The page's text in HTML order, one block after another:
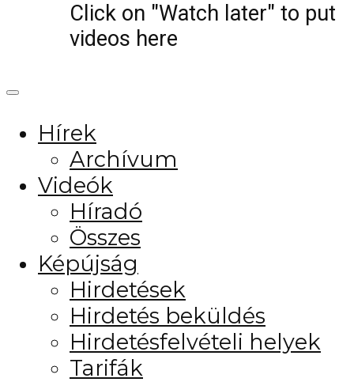
Click on "Watch later" to put
videos here
Hírek
Archívum
Videók
Híradó
Összes
Képújság
Hirdetések
Hirdetés beküldés
Hirdetésfelvételi helyek
Tarifák